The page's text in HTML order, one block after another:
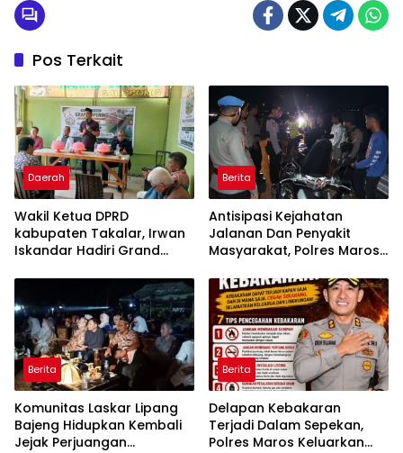
Pos Terkait
Daerah
Wakil Ketua DPRD
kabupaten Takalar, Irwan
Iskandar Hadiri Grand
Pertama di Takalar,
Melayani Terapis Gratis
untuk Pasien Dhuafa dan
umum.
Berita
Antisipasi Kejahatan
Jalanan Dan Penyakit
Masyarakat, Polres Maros
Kondusif
Berita
Komunitas Laskar Lipang
Bajeng Hidupkan Kembali
Jejak Perjuangan
Berita
Delapan Kebakaran
Terjadi Dalam Sepekan,
Polres Maros Keluarkan